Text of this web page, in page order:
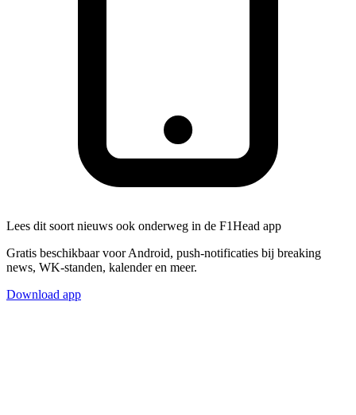
Lees dit soort nieuws ook onderweg in de F1Head app
Gratis beschikbaar voor Android, push-notificaties bij breaking
news, WK-standen, kalender en meer.
Download app